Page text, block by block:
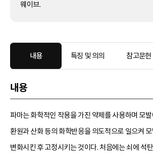
웨이브.
내용 특징 및 의의 참고문헌
내용
파마는 화학적인 작용을 가진 약제를 사용하며 모
환원과 산화 등의 화학반응을 의도적으로 일으켜
변화시킨 후 고정시키는 것이다. 처음에는 쇠에 석